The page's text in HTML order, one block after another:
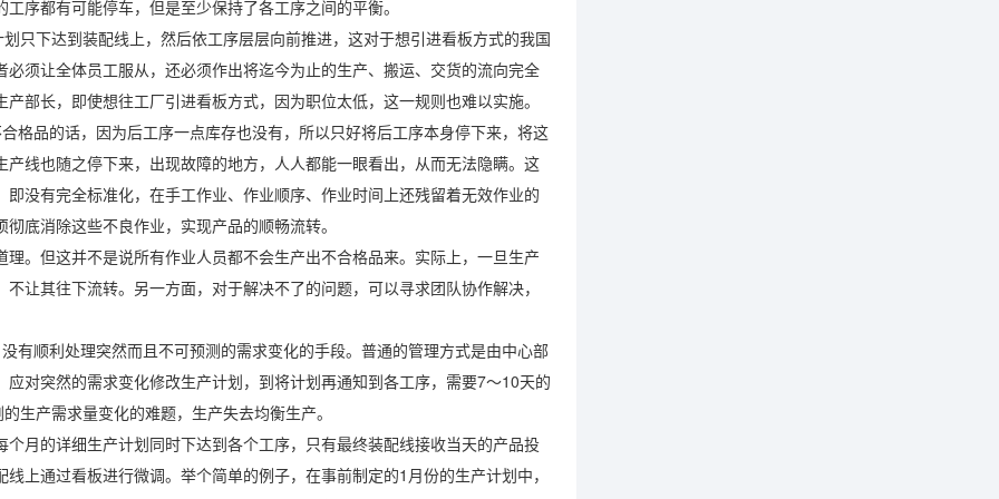
序都有可能停车，但是至少保持了各工序之间的平衡。
只下达到装配线上，然后依工序层层向前推进，这对于想引进看板方式的我国
须让全体员工服从，还必须作出将迄今为止的生产、搬运、交货的流向完全
部长，即使想往工厂引进看板方式，因为职位太低，这一规则也难以实施。
格品的话，因为后工序一点库存也没有，所以只好将后工序本身停下来，将这
线也随之停下来，出现故障的地方，人人都能一眼看出，从而无法隐瞒。这
没有完全标准化，在手工作业、作业顺序、作业时间上还残留着无效作业的
底消除这些不良作业，实现产品的顺畅流转。
。但这并不是说所有作业人员都不会生产出不合格品来。实际上，一旦生产
让其往下流转。另一方面，对于解决不了的问题，可以寻求团队协作解决，
有顺利处理突然而且不可预测的需求变化的手段。普通的管理方式是由中心部
对突然的需求变化修改生产计划，到将计划再通知到各工序，需要7～10天的
生产需求量变化的难题，生产失去均衡生产。
月的详细生产计划同时下达到各个工序，只有最终装配线接收当天的产品投
上通过看板进行微调。举个简单的例子，在事前制定的1月份的生产计划中，